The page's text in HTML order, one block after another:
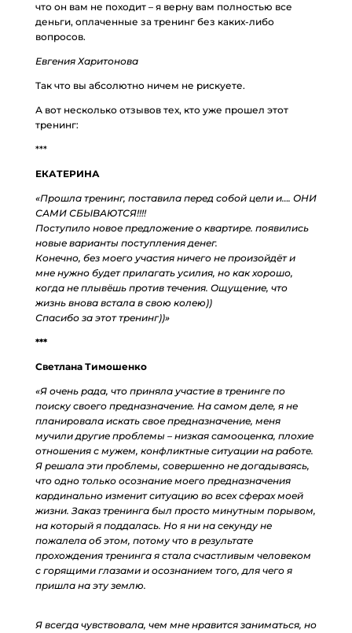
что он вам не походит – я верну вам полностью все
деньги, оплаченные за тренинг без каких-либо
вопросов.
Евгения Харитонова
Так что вы абсолютно ничем не рискуете.
А вот несколько отзывов тех, кто уже прошел этот
тренинг:
***
ЕКАТЕРИНА
«Прошла тренинг, поставила перед собой цели и…. ОНИ
САМИ СБЫВАЮТСЯ!!!!
Поступило новое предложение о квартире. появились
новые варианты поступления денег.
Конечно, без моего участия ничего не произойдёт и
мне нужно будет прилагать усилия, но как хорошо,
когда не плывёшь против течения. Ощущение, что
жизнь внова встала в свою колею))
Спасибо за этот тренинг))»
***
Светлана Тимошенко
«Я очень рада, что приняла участие в тренинге по
поиску своего предназначение. На самом деле, я не
планировала искать свое предназначение, меня
мучили другие проблемы – низкая самооценка, плохие
отношения с мужем, конфликтные ситуации на работе.
Я решала эти проблемы, совершенно не догадываясь,
что одно только осознание моего предназначения
кардинально изменит ситуацию во всех сферах моей
жизни. Заказ тренинга был просто минутным порывом,
на который я поддалась. Но я ни на секунду не
пожалела об этом, потому что в результате
прохождения тренинга я стала счастливым человеком
с горящими глазами и осознанием того, для чего я
пришла на эту землю.
Я всегда чувствовала, чем мне нравится заниматься, но